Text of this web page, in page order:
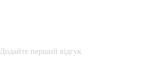
Додайте перший відгук